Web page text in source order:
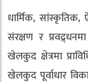
धार्मिक, सांस्कृतिक,
संरक्षण र
खेलकुद क्षेत्रमा
खेलकुद पूर्वाधार